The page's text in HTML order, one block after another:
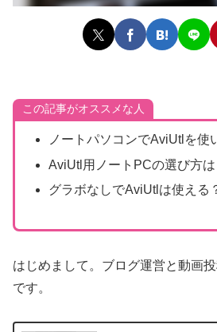
この記事がオススメな人
ノートパソコンでAviUtlを使
AviUtl用ノートPCの選び方は
グラボなしでAviUtlは使える
はじめまして。ブログ運営と動画
です。